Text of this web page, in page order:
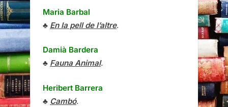
Maria Barbal
♣ En la pell de l’altre.
Damià Bardera
♣ Fauna Animal.
Heribert Barrera
♣ Cambó.